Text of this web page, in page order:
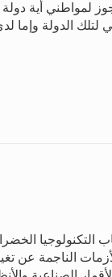
لمواطني أية
الناجمة عن